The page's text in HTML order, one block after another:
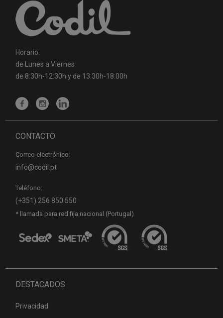
Horario:
de Lunes a Viernes
de 8:30h-12:30h y de 13:30h-18:00h
CONTACTO
Correo electrónico:
info@codil.pt
Teléfono:
(+351) 256 850 550
* llamada para red fija nacional (Portugal)
DESTACADOS
Privacidad